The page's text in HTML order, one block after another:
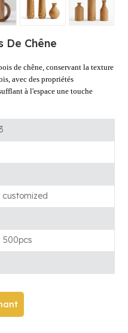
De Chêne
de chêne, conservant la texture
avec des propriétés
à l'espace une touche
customized
500pcs